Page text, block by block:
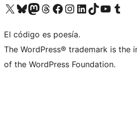
Visitá nuestra cuenta de X (anteriormente Twitter)
Visitá nuestra cuenta de Bluesky
Visitá nuestra cuenta de Mastodon
Visitá nuestra cuenta de Threads
Visitá nuestra página de Facebook
Visitá nuestra cuenta de Instagram
Visitá nuestra cuenta de LinkedIn
Visitá nuestra cuenta de TikTok
Visitá nuestro canal de
Visitá nuestra cuenta
El código es poesía.
The WordPress® trademark is the
of the WordPress Foundation.